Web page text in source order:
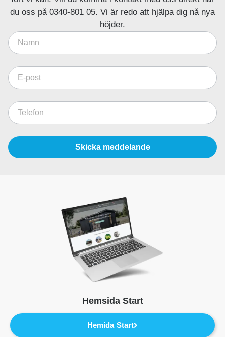
du oss på 0340-801 05. Vi är redo att hjälpa dig nå nya
höjder.
Skicka meddelande
Hemsida Start
Hemida Start